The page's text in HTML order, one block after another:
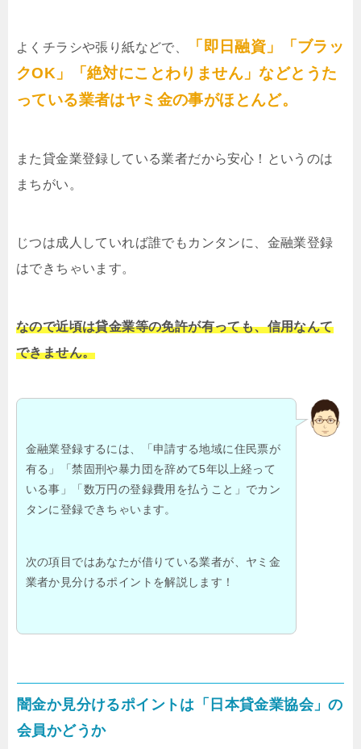
よくチラシや張り紙などで、
「即日融資」「ブラッ
クOK」「絶対にことわりません」などとうた
っている業者はヤミ金の事がほとんど。
また貸金業登録している業者だから安心！というのは
まちがい。
じつは成人していれば誰でもカンタンに、金融業登録
はできちゃいます。
なので近頃は貸金業等の免許が有っても、信用なんて
できません。
金融業登録するには、「申請する地域に住民票が
有る」「禁固刑や暴力団を辞めて5年以上経って
いる事」「数万円の登録費用を払うこと」でカン
タンに登録できちゃいます。
次の項目ではあなたが借りている業者が、ヤミ金
業者か見分けるポイントを解説します！
闇金か見分けるポイントは「日本貸金業協会」の
会員かどうか